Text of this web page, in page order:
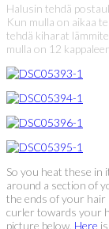
Halusin tehdä
Kun mulla on aikaa
tehdä kiharat
mulla on 12
So you heat these in
around a section of
the ends of your hair
curler towards your
picture below. Here